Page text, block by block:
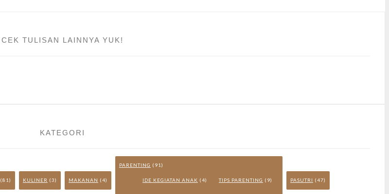
CEK TULISAN LAINNYA YUK!
KATEGORI
(81) KULINER (3) MAKANAN (4)
PARENTING (91)
IDE KEGIATAN ANAK (4) TIPS PARENTING (9) PASUTRI (47)